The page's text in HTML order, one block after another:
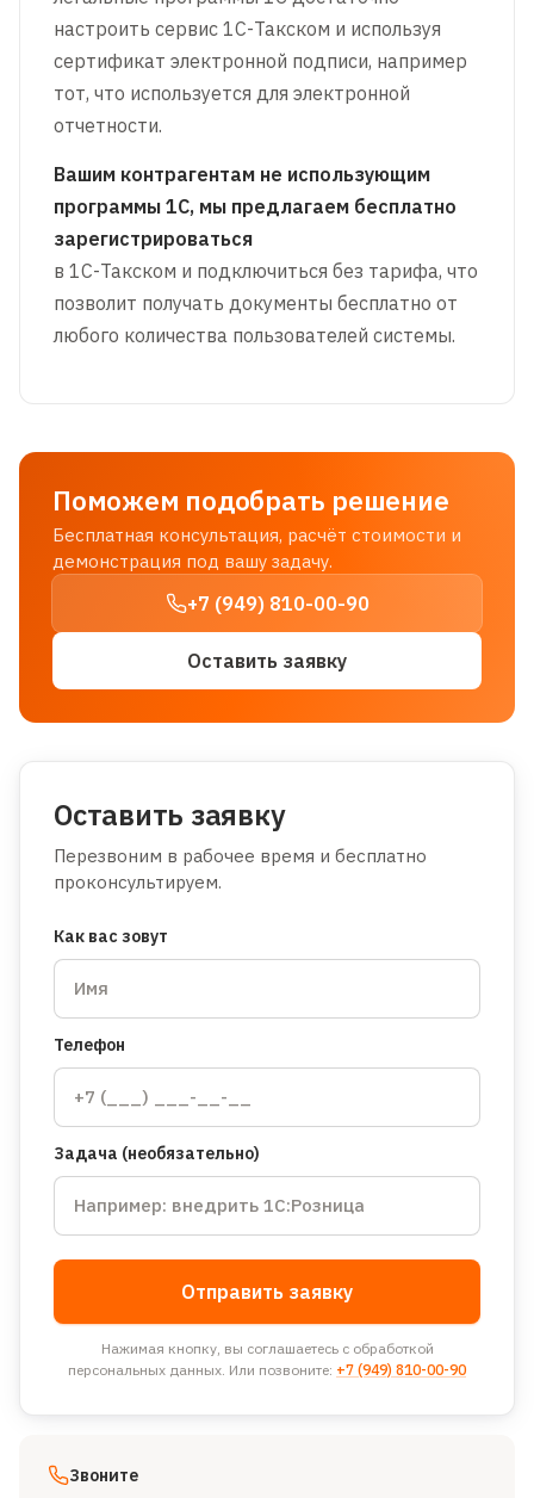
настроить сервис 1С-Такском и используя
сертификат электронной подписи, например
тот, что используется для электронной
отчетности.
Вашим контрагентам не использующим
программы 1С, мы предлагаем бесплатно
зарегистрироваться
в 1С-Такском и подключиться без тарифа, что
позволит получать документы бесплатно от
любого количества пользователей системы.
Поможем подобрать решение
Бесплатная консультация, расчёт стоимости и
демонстрация под вашу задачу.
+7 (949) 810-00-90
Оставить заявку
Оставить заявку
Перезвоним в рабочее время и бесплатно
проконсультируем.
Как вас зовут
Телефон
Задача (необязательно)
Отправить заявку
Нажимая кнопку, вы соглашаетесь с обработкой
персональных данных. Или позвоните: +7 (949) 810-00-90
Звоните